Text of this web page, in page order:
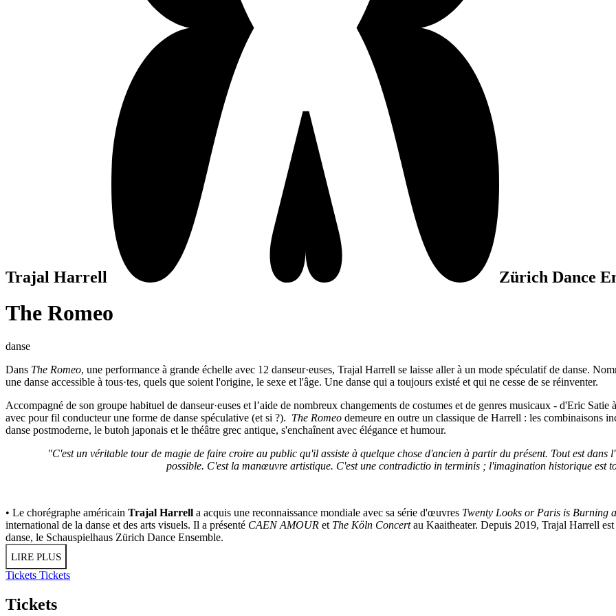
Trajal Harrell Zürich Dance
The Romeo
danse
Dans The Romeo, une performance à grande échelle avec 12 danseur·euses, Trajal Harrell se laisse aller à un mode spéculatif de danse.
une danse accessible à tous·tes, quels que soient l'origine, le sexe et l'âge. Une danse qui a toujours existé et qui ne cesse de se réinventer.
Accompagné de son groupe habituel de danseur·euses et l’aide de nombreux changements de costumes et de genres musicaux - d'Eric
avec pour fil conducteur une forme de danse spéculative (et si ?). The Romeo demeure en outre un classique de Harrell : les combinaisons
danse postmoderne, le butoh japonais et le théâtre grec antique, s'enchaînent avec élégance et humour.
"C'est un véritable tour de magie de faire croire au public qu'il assiste à quelque chose d'ancien à partir du présent. Tout est dans
possible. C'est la manœuvre artistique. C'est une contradictio in terminis ; l'imagination historique est
• Le chorégraphe américain Trajal Harrell a acquis une reconnaissance mondiale avec sa série d'œuvres Twenty Looks or Paris is Burning
international de la danse et des arts visuels. Il a présenté CAEN AMOUR et The Köln Concertau Kaaitheater. Depuis 2019, Trajal Harrell
danse, le Schauspielhaus Zürich Dance Ensemble.
LIRE PLUS
Tickets Tickets
Tickets